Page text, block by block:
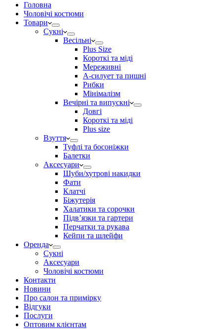
Головна
Чоловічі костюми
Товари
Сукні
Весільні
Plus Size
Короткі та міді
Мереживні
А-силует та пишні
Рибки
Мінімалізм
Вечірні та випускні
Довгі
Короткі та міді
Plus size
Взуття
Туфлі та босоніжки
Балетки
Аксесуари
Шуби/хутрові накидки
Фати
Клатчі
Біжутерія
Халатики та сорочки
Підвʼязки та гартери
Перчатки та рукава
Кейпи та шлейфи
Оренда
Сукні
Аксесуари
Чоловічі костюми
Контакти
Новини
Про салон та примірку
Відгуки
Послуги
Оптовим клієнтам